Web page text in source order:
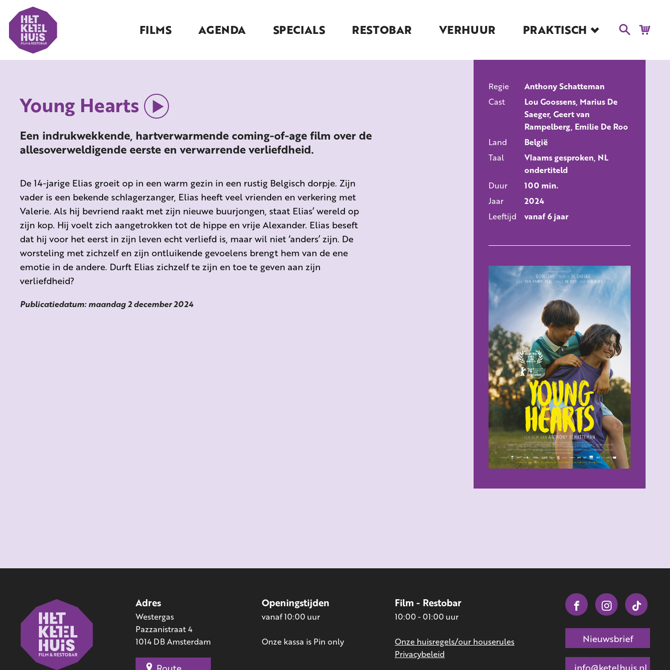
FILMS AGENDA SPECIALS RESTOBAR VERHUUR PRAKTISCH
Blog
Educatie
Kaartverkoop en
Tarieven
Over Het Ketelhuis
Vacatures
Young Hearts
Een indrukwekkende, hartverwarmende coming-of-age film over de
allesoverweldigende eerste en verwarrende verliefdheid.
De 14-jarige Elias groeit op in een warm gezin in een rustig Belgisch dorpje. Zijn
vader is een bekende schlagerzanger, Elias heeft veel vrienden en verkering met
Valerie. Als hij bevriend raakt met zijn nieuwe buurjongen, staat Elias’ wereld op
zijn kop. Hij voelt zich aangetrokken tot de hippe en vrije Alexander. Elias beseft
dat hij voor het eerst in zijn leven echt verliefd is, maar wil niet ‘anders’ zijn. De
worsteling met zichzelf en zijn ontluikende gevoelens brengt hem van de ene
emotie in de andere. Durft Elias zichzelf te zijn en toe te geven aan zijn
verliefdheid?
Publicatiedatum: maandag 2 december 2024
ALLE FILMS
Regie
Anthony Schatteman
Cast
Lou Goossens, Marius De
Saeger, Geert van
Rampelberg, Emilie De Roo
Land
België
Taal
Vlaams gesproken, NL
ondertiteld
Duur
100 min.
Jaar
2024
Leeftijd
vanaf 6 jaar
Adres
Westergas
Pazzanistraat 4
1014 DB Amsterdam
Openingstijden
vanaf 10:00 uur
Onze kassa is Pin only
Film - Restobar
10:00 - 01:00 uur
Onze huisregels/our houserules
Privacybeleid
Nieuwsbrief